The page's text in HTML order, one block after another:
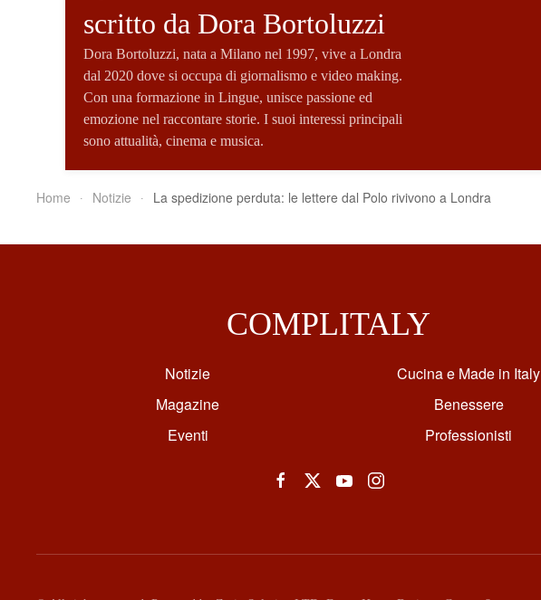
scritto da Dora Bortoluzzi
Dora Bortoluzzi, nata a Milano nel 1997, vive a Londra
dal 2020 dove si occupa di giornalismo e video making.
Con una formazione in Lingue, unisce passione ed
emozione nel raccontare storie. I suoi interessi principali
sono attualità, cinema e musica.
Home Notizie La spedizione perduta: le lettere dal Polo rivivono a Londra
COMPLITALY
Notizie
Magazine
Eventi
Cucina e Made in Italy
Benessere
Professionisti